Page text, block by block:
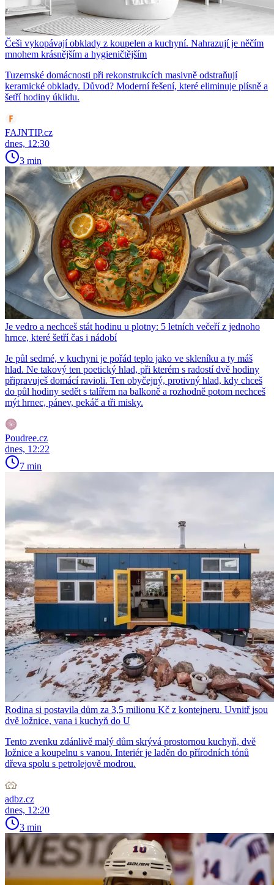
Češi vykopávají obklady z koupelen a kuchyní. Nahrazují je něčím
mnohem krásnějším a hygieničtějším
Tuzemské domácnosti při rekonstrukcích masivně odstraňují
keramické obklady. Důvod? Moderní řešení, které eliminuje plísně a
šetří hodiny úklidu.
FAJNTIP.cz
dnes, 12:30
3 min
Je vedro a nechceš stát hodinu u plotny: 5 letních večeří z jednoho
hrnce, které šetří čas i nádobí
Je půl sedmé, v kuchyni je pořád teplo jako ve skleníku a ty máš
hlad. Ne takový ten poetický hlad, při kterém s radostí dvě hodiny
připravuješ domácí ravioli. Ten obyčejný, protivný hlad, kdy chceš
do půl hodiny sedět s talířem na balkoně a rozhodně potom nechceš
mýt hrnec, pánev, pekáč a tři misky.
Poudree.cz
dnes, 12:22
7 min
Rodina si postavila dům za 3,5 milionu Kč z kontejneru. Uvnitř jsou
dvě ložnice, vana i kuchyň do U
Tento zvenku zdánlivě malý dům skrývá prostornou kuchyň, dvě
ložnice a koupelnu s vanou. Interiér je laděn do přírodních tónů
dřeva spolu s petrolejově modrou.
adbz.cz
dnes, 12:20
3 min